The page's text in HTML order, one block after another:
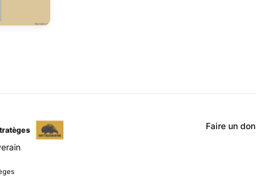
visite d’État d’Emmanuel Macron à Madagascar en
Faire un don